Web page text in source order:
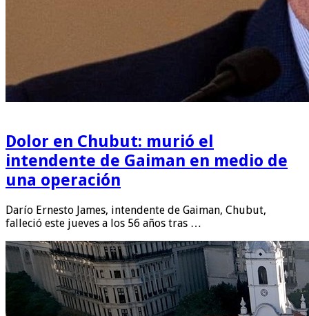
Dolor en Chubut: murió el
intendente de Gaiman en medio de
una operación
Darío Ernesto James, intendente de Gaiman, Chubut,
falleció este jueves a los 56 años tras …